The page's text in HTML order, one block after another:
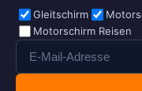
Gleitschirm
Motorschirm Reisen